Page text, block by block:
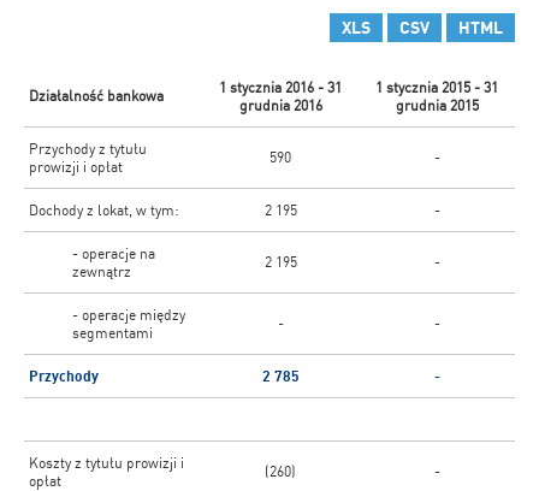
XLS CSV HTML
Działalność bankowa
1 stycznia 2016 - 31
grudnia 2016
1 stycznia 2015 - 31
grudnia 2015
Przychody z tytułu
prowizji i opłat
590 -
Dochody z lokat, w tym: 2 195 -
- operacje na
zewnątrz
2 195 -
- operacje między
segmentami
- -
Przychody 2 785 -
Koszty z tytułu prowizji i
opłat
(260) -